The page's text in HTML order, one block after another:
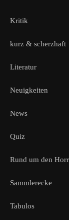
Kritik
kurz & scherzhaft
Literatur
Neuigkeiten
News
Quiz
Rund um den
Sammlerecke
Tabulos